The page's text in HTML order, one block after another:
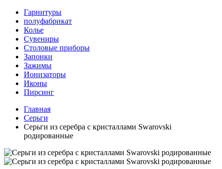
Гарнитуры
полуфабрикат
Колье
Сувениры
Столовые приборы
Запонки
Зажимы
Ионизаторы
Иконы
Пирсинг
Главная
Серьги
Серьги из серебра с кристаллами Swarovski
родированные